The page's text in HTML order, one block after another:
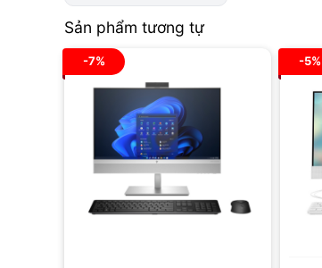
Sản phẩm tương tự
-7% -5%